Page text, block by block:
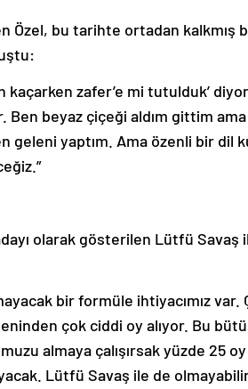
Özel, bu tarihte ortadan kalkmış
kaçarken zafer’e mi tutulduk’
beyaz çiçeği aldım gittim
geleni yaptım. Ama özenli bir dil
olarak gösterilen Lütfü Savaş
bir formüle ihtiyacımız
çok ciddi oy alıyor. Bu
almaya çalışırsak yüzde 25
Lütfü Savaş ile de